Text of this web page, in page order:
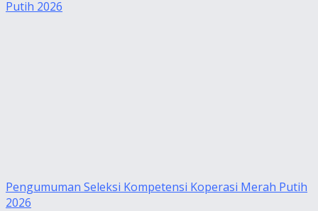
Pengumuman Seleksi Kompetensi Koperasi Merah Putih
2026